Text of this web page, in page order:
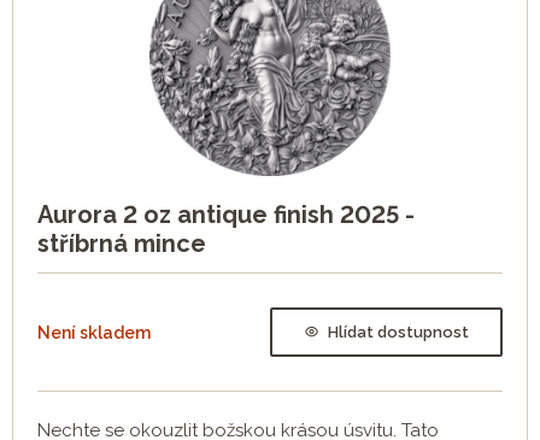
Aurora 2 oz antique finish 2025 -
stříbrná mince
Není skladem Hlídat dostupnost
Nechte se okouzlit božskou krásou úsvitu. Tato